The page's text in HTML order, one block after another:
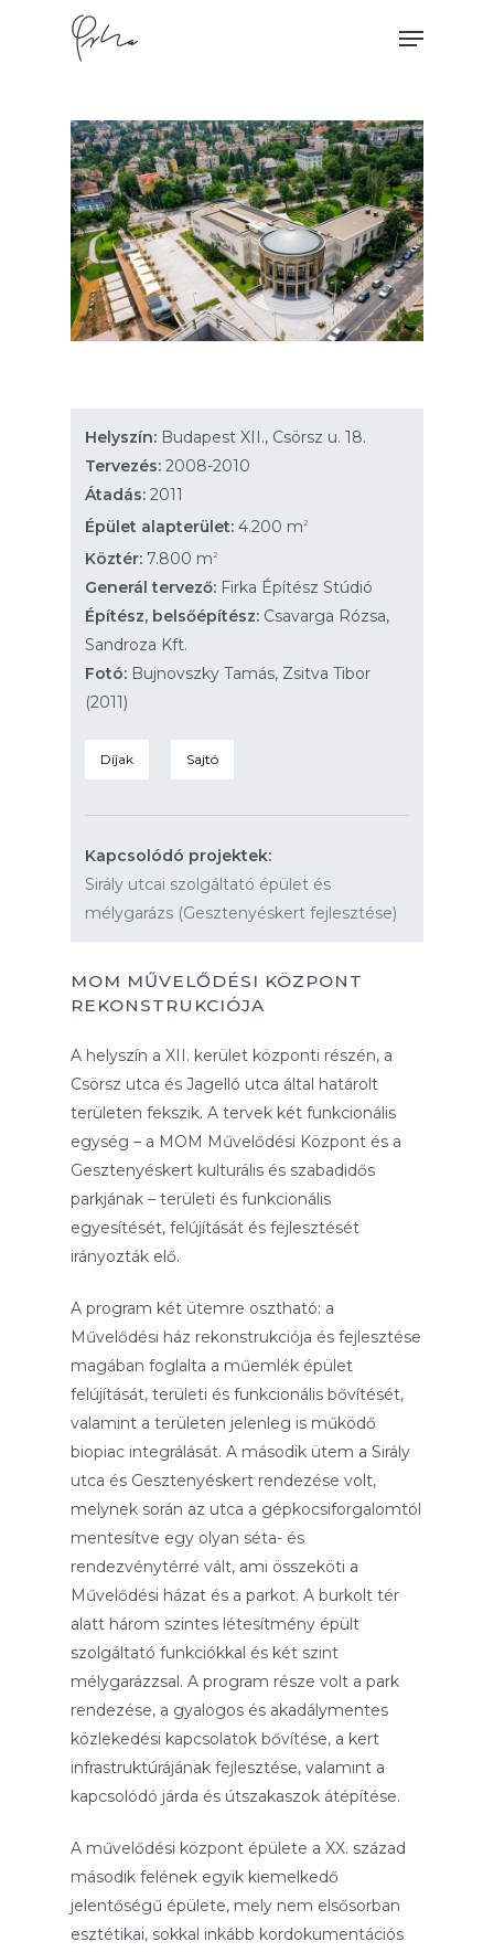
Menu
Helyszín: Budapest XII., Csörsz u. 18.
Tervezés:2008-2010
Átadás:2011
Épület alapterület:4.200 m 2
Köztér: 7.800 m 2
Generál tervező: Firka Építész Stúdió
Építész, belsőépítész: Csavarga Rózsa,
Sandroza Kft.
Fotó: Bujnovszky Tamás, Zsitva Tibor
(2011)
Díjak Sajtó
Kapcsolódó projektek:
Sirály utcai szolgáltató épület és
mélygarázs (Gesztenyéskert fejlesztése)
MOM MŰVELŐDÉSI KÖZPONT
REKONSTRUKCIÓJA
A helyszín a XII. kerület központi részén, a
Csörsz utca és Jagelló utca által határolt
területen fekszik. A tervek két funkcionális
egység – a MOM Művelődési Központ és a
Gesztenyéskert kulturális és szabadidős
parkjának – területi és funkcionális
egyesítését, felújítását és fejlesztését
irányozták elő.
A program két ütemre osztható: a
Művelődési ház rekonstrukciója és fejlesztése
magában foglalta a műemlék épület
felújítását, területi és funkcionális bővítését,
valamint a területen jelenleg is működő
biopiac integrálását. A második ütem a Sirály
utca és Gesztenyéskert rendezése volt,
melynek során az utca a gépkocsiforgalomtól
mentesítve egy olyan séta- és
rendezvénytérré vált, ami összeköti a
Művelődési házat és a parkot. A burkolt tér
alatt három szintes létesítmény épült
szolgáltató funkciókkal és két szint
mélygarázzsal. A program része volt a park
rendezése, a gyalogos és akadálymentes
közlekedési kapcsolatok bővítése, a kert
infrastruktúrájának fejlesztése, valamint a
kapcsolódó járda és útszakaszok átépítése.
A művelődési központ épülete a XX. század
második felének egyik kiemelkedő
jelentőségű épülete, mely nem elsősorban
esztétikai, sokkal inkább kordokumentációs